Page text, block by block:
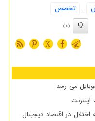
,
تخصص
(0)
X
می رسد
اختلال در اقتصاد دیجیتال